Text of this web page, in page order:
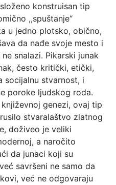
konstruisan tip
,,spuštanje“
u jedno plotsko, obično,
da nađe svoje mesto i
snalazi. Pikarski junak
često kritički, etički,
socijalnu stvarnost, i
poroke ljudskog roda.
genezi, ovaj tip
stvaralaštvo zlatnog
doživeo je veliki
a naročito
da junaci koji su
savršeni ne samo da
već ne odgovaraju